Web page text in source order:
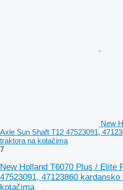
New
Axle Sun Shaft T12 47523091,
traktora na kotačima
7
New Holland T6070 Plus / Elite
47523091, 47123860
kotačima